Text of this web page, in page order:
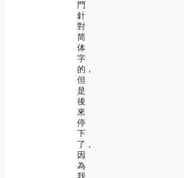
門
針
對
简
体
字
的，
但
是
後
來
停
下
了，
因
為